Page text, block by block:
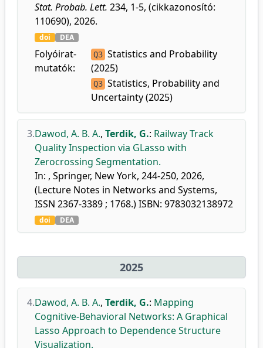
Stat. Probab. Lett. 234, 1-5, (cikkazonosító:
110690), 2026.
doi DEA
Folyóirat-
mutatók:
Q3 Statistics and Probability
(2025)
Q3 Statistics, Probability and
Uncertainty (2025)
3.Dawod, A. B. A., Terdik, G.: Railway Track
Quality Inspection via GLasso with
Zerocrossing Segmentation.
In: , Springer, New York, 244-250, 2026,
(Lecture Notes in Networks and Systems,
ISSN 2367-3389 ; 1768.) ISBN: 9783032138972
doi DEA
2025
4.Dawod, A. B. A., Terdik, G.: Mapping
Cognitive-Behavioral Networks: A Graphical
Lasso Approach to Dependence Structure
Visualization.